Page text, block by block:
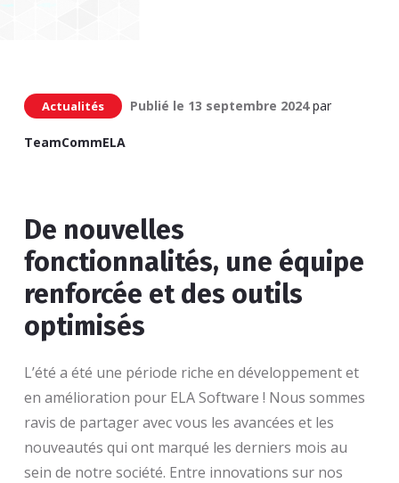
Actualités Publié le 13 septembre 2024 par
TeamCommELA
De nouvelles
fonctionnalités, une équipe
renforcée et des outils
optimisés
L’été a été une période riche en développement et
en amélioration pour ELA Software ! Nous sommes
ravis de partager avec vous les avancées et les
nouveautés qui ont marqué les derniers mois au
sein de notre société. Entre innovations sur nos